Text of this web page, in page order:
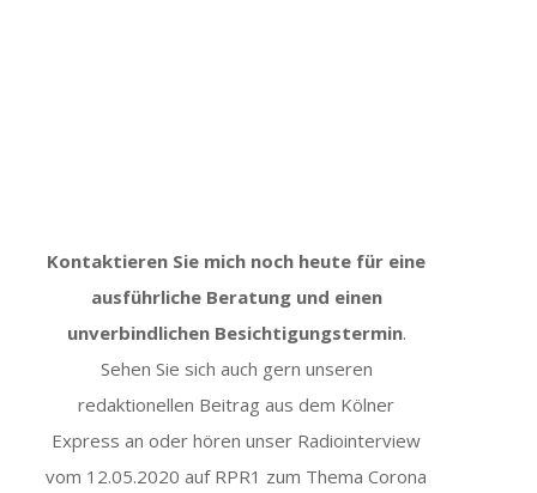
Kontaktieren Sie mich noch heute für eine
ausführliche Beratung und einen
unverbindlichen Besichtigungstermin.
Sehen Sie sich auch gern unseren
redaktionellen Beitrag aus dem Kölner
Express an oder hören unser Radiointerview
vom 12.05.2020 auf RPR1 zum Thema Corona